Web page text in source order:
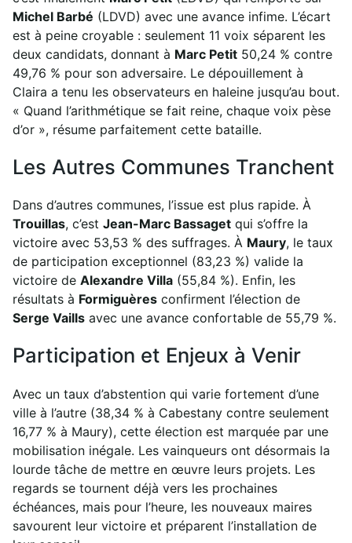
Michel Barbé (LDVD) avec une avance infime. L’écart
est à peine croyable : seulement 11 voix séparent les
deux candidats, donnant à Marc Petit 50,24 % contre
49,76 % pour son adversaire. Le dépouillement à
Claira a tenu les observateurs en haleine jusqu’au bout.
« Quand l’arithmétique se fait reine, chaque voix pèse
d’or », résume parfaitement cette bataille.
Les Autres Communes Tranchent
Dans d’autres communes, l’issue est plus rapide. À
Trouillas, c’est Jean-Marc Bassaget qui s’offre la
victoire avec 53,53 % des suffrages. À Maury, le taux
de participation exceptionnel (83,23 %) valide la
victoire de Alexandre Villa (55,84 %). Enfin, les
résultats à Formiguères confirment l’élection de
Serge Vaills avec une avance confortable de 55,79 %.
Participation et Enjeux à Venir
Avec un taux d’abstention qui varie fortement d’une
ville à l’autre (38,34 % à Cabestany contre seulement
16,77 % à Maury), cette élection est marquée par une
mobilisation inégale. Les vainqueurs ont désormais la
lourde tâche de mettre en œuvre leurs projets. Les
regards se tournent déjà vers les prochaines
échéances, mais pour l’heure, les nouveaux maires
savourent leur victoire et préparent l’installation de